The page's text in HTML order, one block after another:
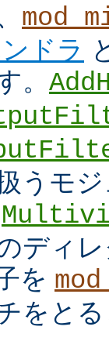
ドラ
。
うモ
ディ
を
をと